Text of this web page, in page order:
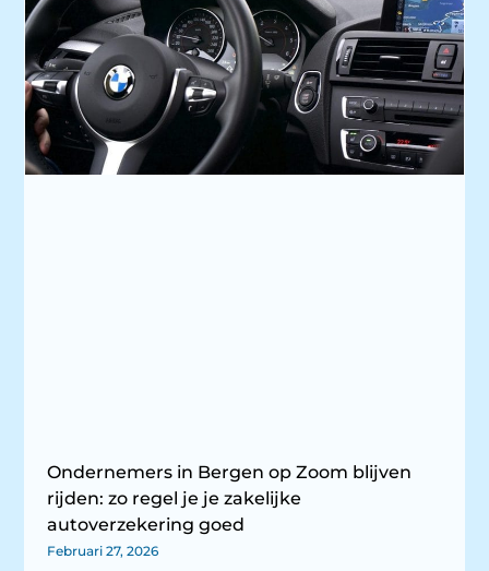
Ondernemers in Bergen op Zoom blijven
rijden: zo regel je je zakelijke
autoverzekering goed
Februari 27, 2026